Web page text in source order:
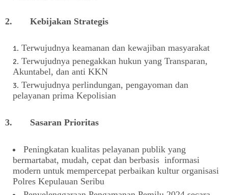
2. Kebijakan Strategis
Terwujudnya keamanan dan kewajiban masyarakat
Terwujudnya penegakkan hukun yang Transparan,
Akuntabel, dan anti KKN
Terwujudnya perlindungan, pengayoman dan
pelayanan prima Kepolisian
3. Sasaran Prioritas
Peningkatan kualitas pelayanan publik yang
bermartabat, mudah, cepat dan berbasis informasi
modern untuk mempercepat perbaikan kultur organisasi
Polres Kepulauan Seribu